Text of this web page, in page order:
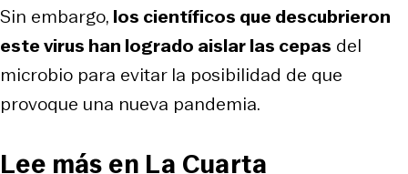
Sin embargo, los científicos que descubrieron
este virus han logrado aislar las cepas del
microbio para evitar la posibilidad de que
provoque una nueva pandemia.
Lee más en La Cuarta